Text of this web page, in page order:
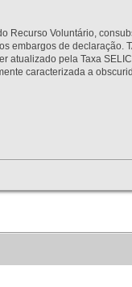
Recurso Voluntário,
embargos de declaração.
pela Taxa
caracterizada a